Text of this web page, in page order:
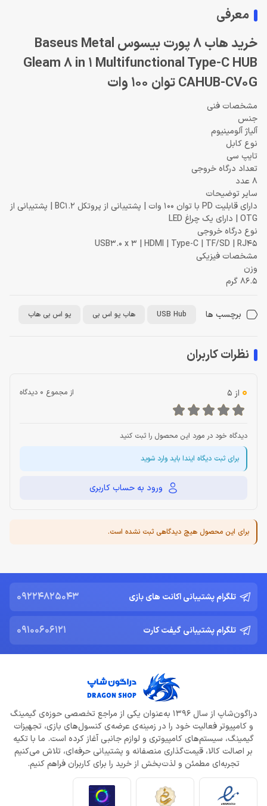
معرفی
خرید هاب 8 پورت بیسوس Baseus Metal
Gleam 8 in 1 Multifunctional Type-C HUB
CAHUB-CV0G توان 100 وات
مشخصات فنی
جنس
آلیاژ آلومینیوم
نوع کابل
تایپ سی
تعداد درگاه خروجی
8 عدد
سایر توضیحات
دارای قابلیت PD با توان 100 وات | پشتیبانی از پروتکل BC1.2 | پشتیبانی از
OTG | دارای یک چراغ LED
نوع درگاه خروجی
USB3.0 x 3 | HDMI | Type-C | TF/SD | RJ45
مشخصات فیزیکی
وزن
86.5 گرم
برچسب ها USB Hub هاب یو اس بی یو اس بی هاب
نظرات کاربران
0 از 5 از مجموع 0 دیدگاه
دیدگاه خود در مورد این محصول را ثبت کنید
برای ثبت دیگاه ایندا باید وارد شوید
ورود به حساب کاربری
برای این محصول هیچ دیدگاهی ثبت نشده است.
تلگرام پشتیبانی اکانت های بازی 09224825043
تلگرام پشتیبانی گیفت کارت 09100606121
دراگون‌شاپ از سال 1396 به‌عنوان یکی از مراجع تخصصی حوزه‌ی گیمینگ
و کامپیوتر فعالیت خود را در زمینه‌ی عرضه‌ی کنسول‌های بازی، تجهیزات
گیمینگ، سیستم‌های کامپیوتری و لوازم جانبی آغاز کرده است. ما با تکیه
بر اصالت کالا، قیمت‌گذاری منصفانه و پشتیبانی حرفه‌ای، تلاش می‌کنیم
تجربه‌ای مطمئن و لذت‌بخش از خرید را برای کاربران فراهم کنیم.